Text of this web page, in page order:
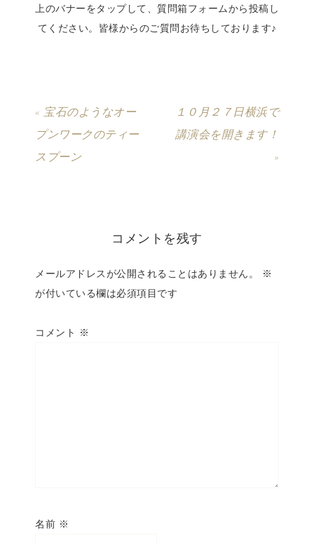
上のバナーをタップして、質問箱フォームから投稿し
てください。皆様からのご質問お待ちしております♪
« 宝石のようなオー
プンワークのティー
スプーン
１０月２７日横浜で
講演会を開きます！
»
コメントを残す
メールアドレスが公開されることはありません。
※
が付いている欄は必須項目です
コメント ※
名前 ※